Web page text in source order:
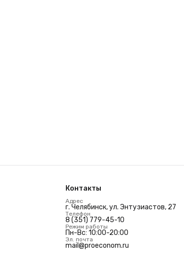
Контакты
Адрес
г. Челябинск, ул. Энтузиастов, 27
Телефон
8 (351) 779-45-10
Режим работы
Пн-Вс: 10:00-20:00
Эл. почта
mail@proeconom.ru